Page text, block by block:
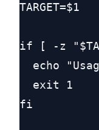
TARGET=$1
if [ -z
echo
  exit 1
fi